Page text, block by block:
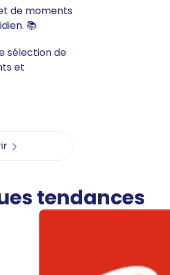
de moments
📚
sélection de
et
tendances